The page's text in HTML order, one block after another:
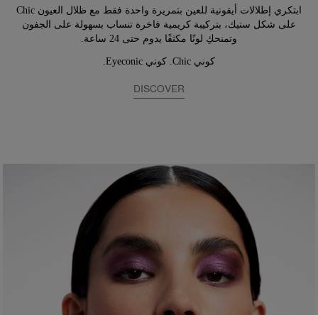
ابتكري إطلالات أيقونية للعين بتمريرة واحدة فقط مع ظلال العيون Chic
على شكل ستيك، بتركيبة كريمية فاخرة تنساب بسهولة على الجفون
وتمنحكِ لونًا مكثفًا يدوم حتى 24 ساعة.
كوني Chic. كوني Eyeconic.
DISCOVER